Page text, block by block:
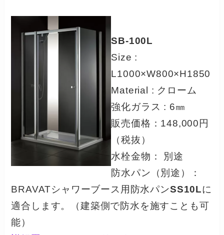
SB-100L
Size :
L1000×W800×H1850
Material : クローム
強化ガラス : 6㎜
販売価格：148,000円
（税抜）
水栓金物： 別途
防水パン（別途）：
BRAVATシャワーブース用防水パンSS10Lに
適合します。（建築側で防水を施すことも可
能）